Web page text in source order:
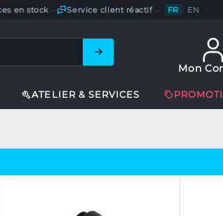
en stock Service client réactif— FR / EN
Mon
ATELIER & SERVICES